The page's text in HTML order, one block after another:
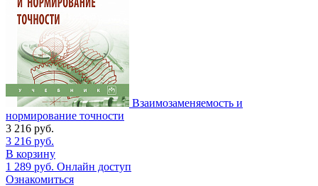
Взаимозаменяемость и
нормирование точности
3 216 руб.
3 216 руб.
В корзину
1 289 руб. Онлайн доступ
Ознакомиться